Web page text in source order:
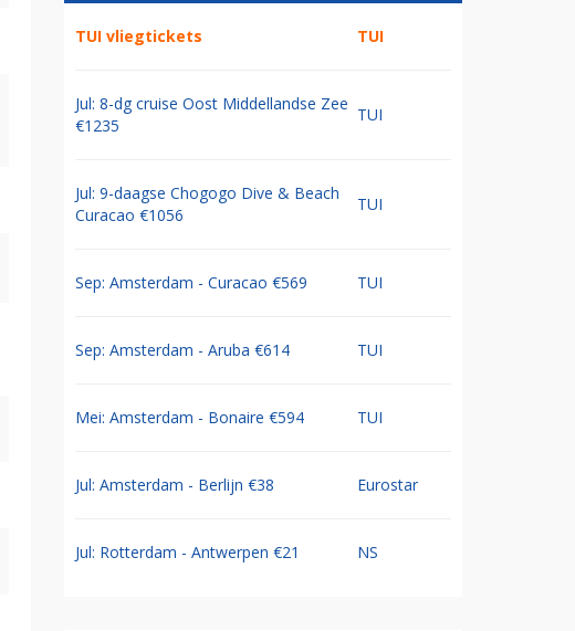
TUI vliegtickets TUI
Jul: 8-dg cruise Oost Middellandse Zee
€1235
TUI
Jul: 9-daagse Chogogo Dive & Beach
Curacao €1056
TUI
Sep: Amsterdam - Curacao €569 TUI
Sep: Amsterdam - Aruba €614 TUI
Mei: Amsterdam - Bonaire €594 TUI
Jul: Amsterdam - Berlijn €38 Eurostar
Jul: Rotterdam - Antwerpen €21 NS